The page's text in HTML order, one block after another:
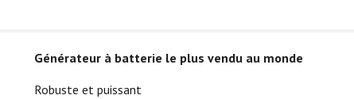
Générateur à batterie le plus vendu au monde
Robuste et puissant